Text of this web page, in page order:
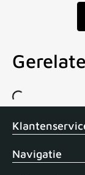
Voor 15uur
Navigatie